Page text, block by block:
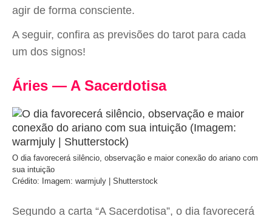
agir de forma consciente.
A seguir, confira as previsões do tarot para cada
um dos signos!
Áries — A Sacerdotisa
O dia favorecerá silêncio, observação e maior conexão do ariano com
sua intuição
Crédito: Imagem: warmjuly | Shutterstock
Segundo a carta “A Sacerdotisa”, o dia favorecerá